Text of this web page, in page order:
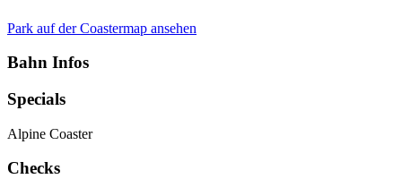
Park auf der Coastermap ansehen
Bahn Infos
Specials
Alpine Coaster
Checks